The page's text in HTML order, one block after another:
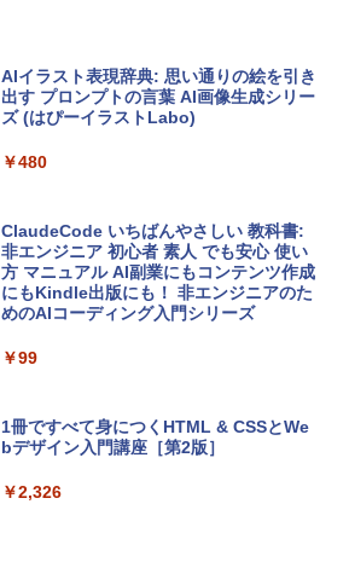
￥162,598
tomtoc 360°保護 15.6 16インチ パソコ
￥2,952
Apple 2026 MacBook Air M5チップ搭載
igence、13.6インチLiquid Retinaディ
ラ、Touch ID - ミッドナイト + 3年延長
AppleCare+ for 13インチMacBook Air
(M5)|ダウンロード版
￥347,600
Microsoft Office Home & Business 202
4(最新 永続版)|オンラインコード版|Wind
Robloxギフトカード - 2,000 Robux 【限
定バーチャルアイテムを含む】 【オンラ
インゲームコード】 ロブロックス | オン
ラインコード版
￥3,200
Robloxギフトカード - 1000 Robux 【限
定バーチャルアイテムを含む】 【オンラ
ラインコード版
AIイラスト表現辞典: 思い通りの絵を引き
出す プロンプトの言葉 AI画像生成シリー
ズ (はぴーイラストLabo)
￥480
ClaudeCode いちばんやさしい 教科書:
非エンジニア 初心者 素人 でも安心 使い
方 マニュアル AI副業にもコンテンツ作成
にもKindle出版にも！ 非エンジニアのた
めのAIコーディング入門シリーズ
￥99
1冊ですべて身につくHTML & CSSとWe
bデザイン入門講座［第2版］
￥2,326